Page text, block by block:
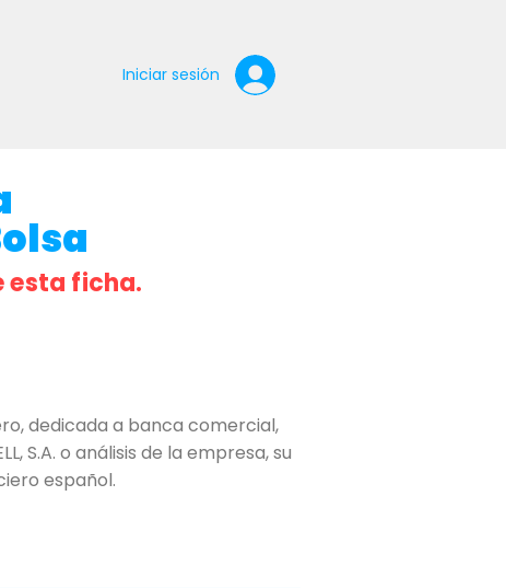
Iniciar sesión
esta ficha.
dedicada a banca comercial,
S.A. o análisis de la empresa, su
español.